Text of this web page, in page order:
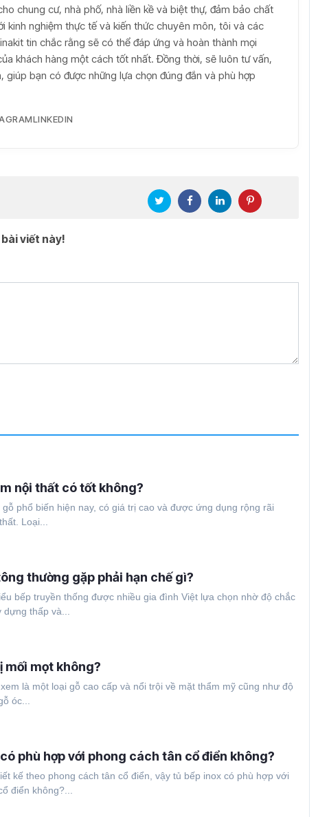
chung cư, nhà phố, nhà liền kề và biệt thự, đảm bảo chất
kinh nghiệm thực tế và kiến thức chuyên môn, tôi và các
tin chắc rằng sẽ có thể đáp ứng và hoàn thành mọi
khách hàng một cách tốt nhất. Đồng thời, sẽ luôn tư vấn,
giúp bạn có được những lựa chọn đúng đắn và phù hợp
LINKEDIN
viết này!
nội thất có tốt không?
gỗ phổ biến hiện nay, có giá trị cao và được ứng dụng rộng rãi
Loại...
thường gặp phải hạn chế gì?
bếp truyền thống được nhiều gia đình Việt lựa chọn nhờ độ chắc
dựng thấp và...
mối mọt không?
là một loại gỗ cao cấp và nổi trội về mặt thẩm mỹ cũng như độ
óc...
phù hợp với phong cách tân cổ điển không?
kế theo phong cách tân cổ điển, vậy tủ bếp inox có phù hợp với
điển không?...